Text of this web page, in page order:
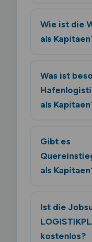
Wie ist die
als
Was ist
als
Gibt es
als
Ist die
kostenlos?